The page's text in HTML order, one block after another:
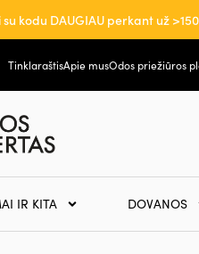
kodu DAUGIAU perkant už
TinklaraštisApie musOdos priežiūros
IR KITA DOVANOS